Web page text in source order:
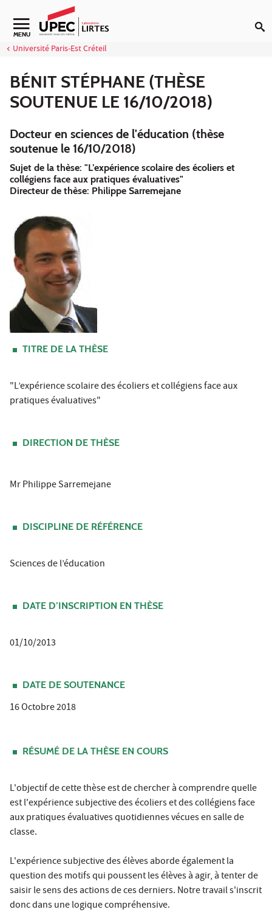
Aller au contenu
Navigation secondaire
MENU
Université Paris-Est Créteil
BÉNIT STÉPHANE (THÈSE
SOUTENUE LE 16/10/2018)
Docteur en sciences de l'éducation (thèse
soutenue le 16/10/2018)
Sujet de la thèse: "L’expérience scolaire des écoliers et
collégiens face aux pratiques évaluatives"
Directeur de thèse: Philippe Sarremejane
TITRE DE LA THÈSE
"L’expérience scolaire des écoliers et collégiens face aux
pratiques évaluatives"
DIRECTION DE THÈSE
Mr Philippe Sarremejane
DISCIPLINE DE RÉFÉRENCE
Sciences de l’éducation
DATE D’INSCRIPTION EN THÈSE
01/10/2013
DATE DE SOUTENANCE
16 Octobre 2018
RÉSUMÉ DE LA THÈSE EN COURS
L'objectif de cette thèse est de chercher à comprendre quelle
est l'expérience subjective des écoliers et des collégiens face
aux pratiques évaluatives quotidiennes vécues en salle de
classe.
L'expérience subjective des élèves aborde également la
question des motifs qui poussent les élèves à agir, à tenter de
saisir le sens des actions de ces derniers. Notre travail s'inscrit
donc dans une logique compréhensive.